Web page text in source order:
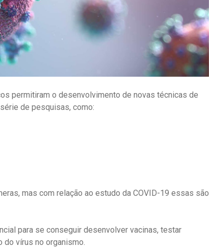
permitiram o desenvolvimento de novas técnicas de
de pesquisas, como:
mas com relação ao estudo da COVID-19 essas são
para se conseguir desenvolver vacinas, testar
do vírus no organismo.